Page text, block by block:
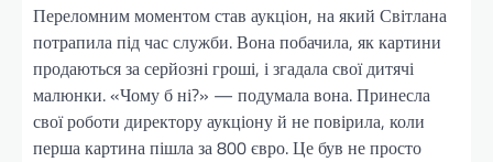
Переломним моментом став аукціон, на який Світлана
потрапила під час служби. Вона побачила, як картини
продаються за серйозні гроші, і згадала свої дитячі
малюнки. «Чому б ні?» — подумала вона. Принесла
свої роботи директору аукціону й не повірила, коли
перша картина пішла за 800 євро. Це був не просто